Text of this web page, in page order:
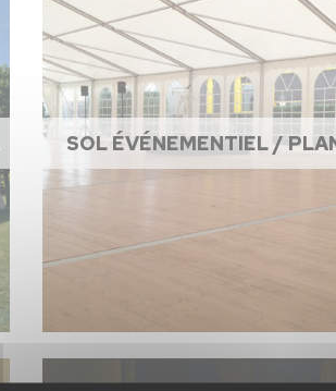
SOL ÉVÉNEMENTIEL /